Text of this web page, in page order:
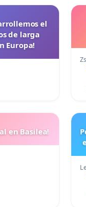
el
de larga
Europa!
en Basilea!